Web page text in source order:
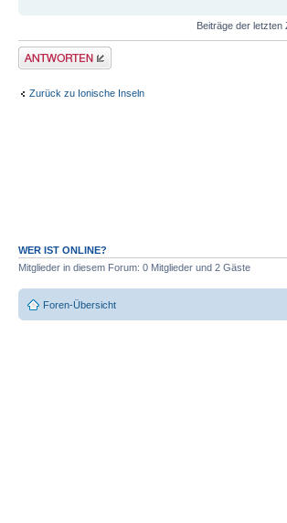
Beiträge der letzten
Antwort erstellen
Zurück zu Ionische Inseln
WER IST ONLINE?
Mitglieder in diesem Forum: 0 Mitglieder und 2 Gäste
Foren-Übersicht